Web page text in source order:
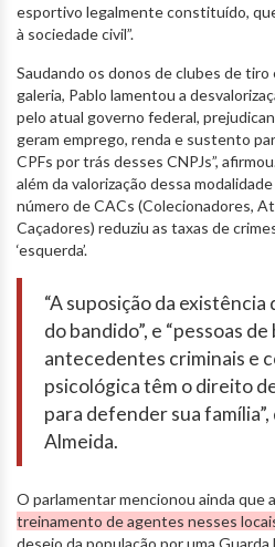
esportivo legalmente constituído,
à sociedade civil”.
Saudando os donos de clubes de
galeria, Pablo lamentou a
pelo atual governo federal,
geram emprego, renda e sustento
CPFs por trás desses CNPJs”,
além da valorização dessa
número de CACs (Colecionadores,
Caçadores) reduziu as taxas de
‘esquerda’.
“A suposição da existência
do bandido”, e “pessoas de
antecedentes criminais e
psicológica têm o direito
para defender sua
Almeida.
O parlamentar mencionou ainda que a
treinamento de agentes nesses
desejo da população por uma